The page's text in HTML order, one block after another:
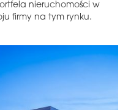
nieruchomości w
firmy na tym rynku.